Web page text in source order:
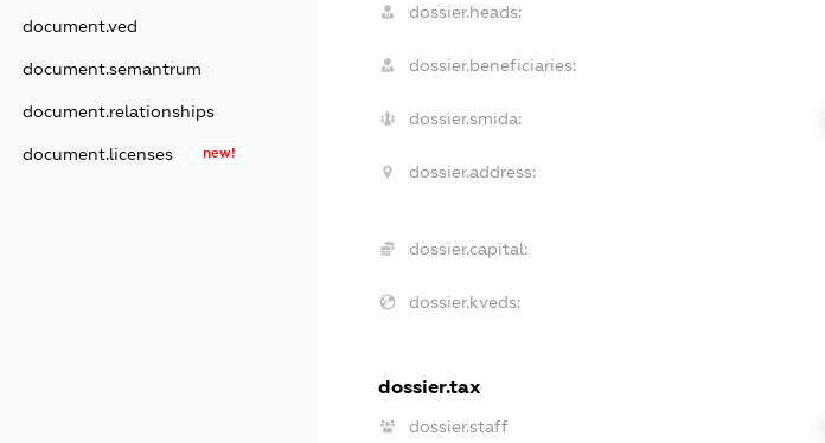
document.ved
document.semantrum
document.relationships
document.licenses new!
dossier.heads:
dossier.beneficiaries:
dossier.smida:
dossier.address:
dossier.capital:
dossier.kveds:
dossier.tax
dossier.staff